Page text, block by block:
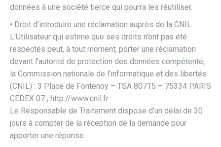
données à une société tierce qui pourra les réutiliser.
• Droit d’introduire une réclamation auprès de la CNIL
L’Utilisateur qui estime que ses droits n’ont pas été
respectés peut, à tout moment, porter une réclamation
devant l’autorité de protection des données compétente,
la Commission nationale de l’informatique et des libertés
(CNIL) : 3 Place de Fontenoy – TSA 80715 – 75334 PARIS
CEDEX 07 ; http://www.cnil.fr
Le Responsable de Traitement dispose d’un délai de 30
jours à compter de la réception de la demande pour
apporter une réponse.